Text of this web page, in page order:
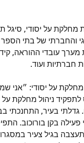
על יסודי, סיגל
והחברתי של בתי הספר
מערך עובדי ההוראה,
חברתיות ועוד.
מחלקת על יסודי: ״אני
ניהול מחלקת על
גדלתי בעיר, התחנכתי
פעילה בקן בורוכוב.
בגיל צעיר